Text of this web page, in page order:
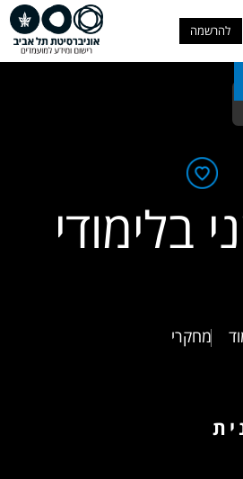
להרשמה
בלימודי
מחקרי